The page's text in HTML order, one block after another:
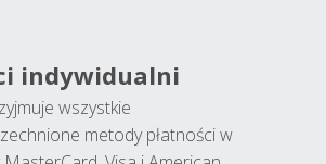
indywidualni
wszystkie
metody płatności w